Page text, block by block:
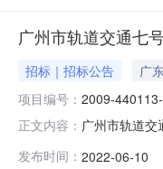
广州市轨道交通七
招标｜招标公告
广
项目编号： 2009-
正文内容： 广州市轨道
称：广州市轨
发布时间： 2022-06-10